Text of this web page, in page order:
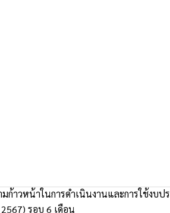
มก้าวหน้าในการดำเนินงานและการใช้งบ
รอบ 6 เดือน